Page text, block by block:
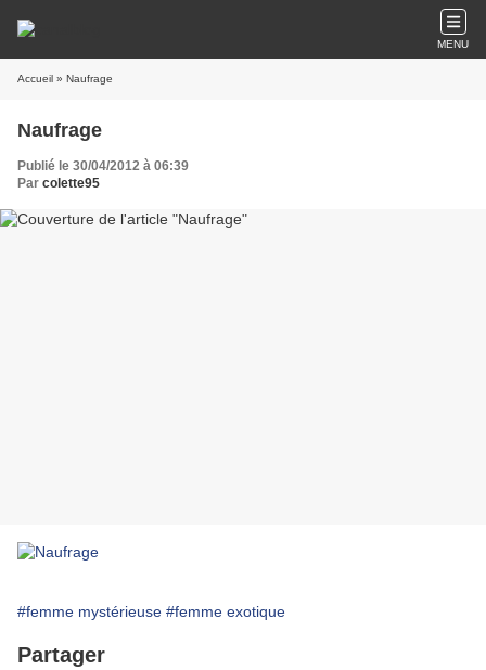
MENU
Accueil » Naufrage
Naufrage
Publié le 30/04/2012 à 06:39
Par colette95
#femme mystérieuse #femme exotique
Partager